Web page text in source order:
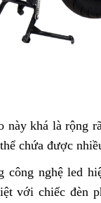
này khá là rộng
chứa được
công nghệ led
với chiếc đèn